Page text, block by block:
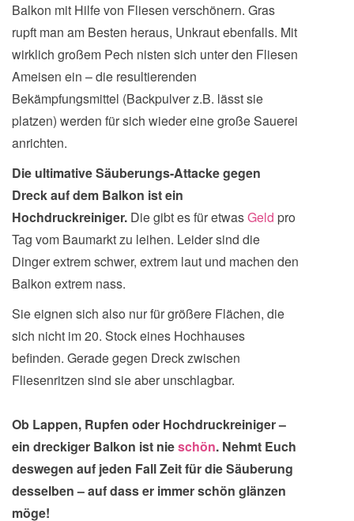
Balkon mit Hilfe von Fliesen verschönern. Gras
rupft man am Besten heraus, Unkraut ebenfalls. Mit
wirklich großem Pech nisten sich unter den Fliesen
Ameisen ein – die resultierenden
Bekämpfungsmittel (Backpulver z.B. lässt sie
platzen) werden für sich wieder eine große Sauerei
anrichten.
Die ultimative Säuberungs-Attacke gegen
Dreck auf dem Balkon ist ein
Hochdruckreiniger. Die gibt es für etwasGeld pro
Tag vom Baumarkt zu leihen. Leider sind die
Dinger extrem schwer, extrem laut und machen den
Balkon extrem nass.
Sie eignen sich also nur für größere Flächen, die
sich nicht im 20. Stock eines Hochhauses
befinden. Gerade gegen Dreck zwischen
Fliesenritzen sind sie aber unschlagbar.
Ob Lappen, Rupfen oder Hochdruckreiniger –
ein dreckiger Balkon ist nieschön. Nehmt Euch
deswegen auf jeden Fall Zeit für die Säuberung
desselben – auf dass er immer schön glänzen
möge!